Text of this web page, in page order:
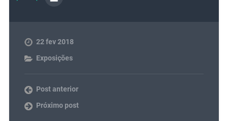
22 fev 2018
Exposições
Post anterior
Próximo post